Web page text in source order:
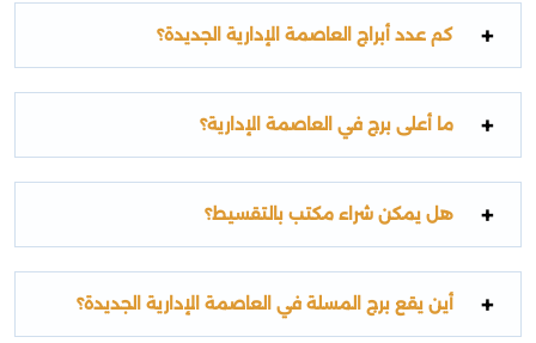
كم عدد أبراج العاصمة الإدارية الجديدة؟
ما أعلى برج في العاصمة الإدارية؟
هل يمكن شراء مكتب بالتقسيط؟
أين يقع برج المسلة في العاصمة الإدارية الجديدة؟